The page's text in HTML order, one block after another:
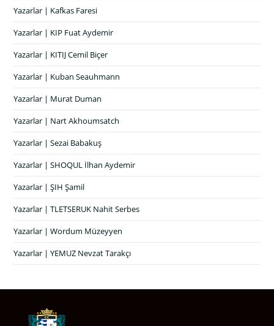
Yazarlar | Kafkas Faresi
Yazarlar | KIP Fuat Aydemir
Yazarlar | KITIJ Cemil Biçer
Yazarlar | Kuban Seauhmann
Yazarlar | Murat Duman
Yazarlar | Nart Akhoumsatch
Yazarlar | Sezai Babakuş
Yazarlar | SHOQUL İlhan Aydemir
Yazarlar | ŞIH Şamil
Yazarlar | TLETSERUK Nahit Serbes
Yazarlar | Wordum Müzeyyen
Yazarlar | YEMUZ Nevzat Tarakçı